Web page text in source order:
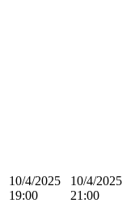
10/4/2025
19:00
10/4/2025
21:00